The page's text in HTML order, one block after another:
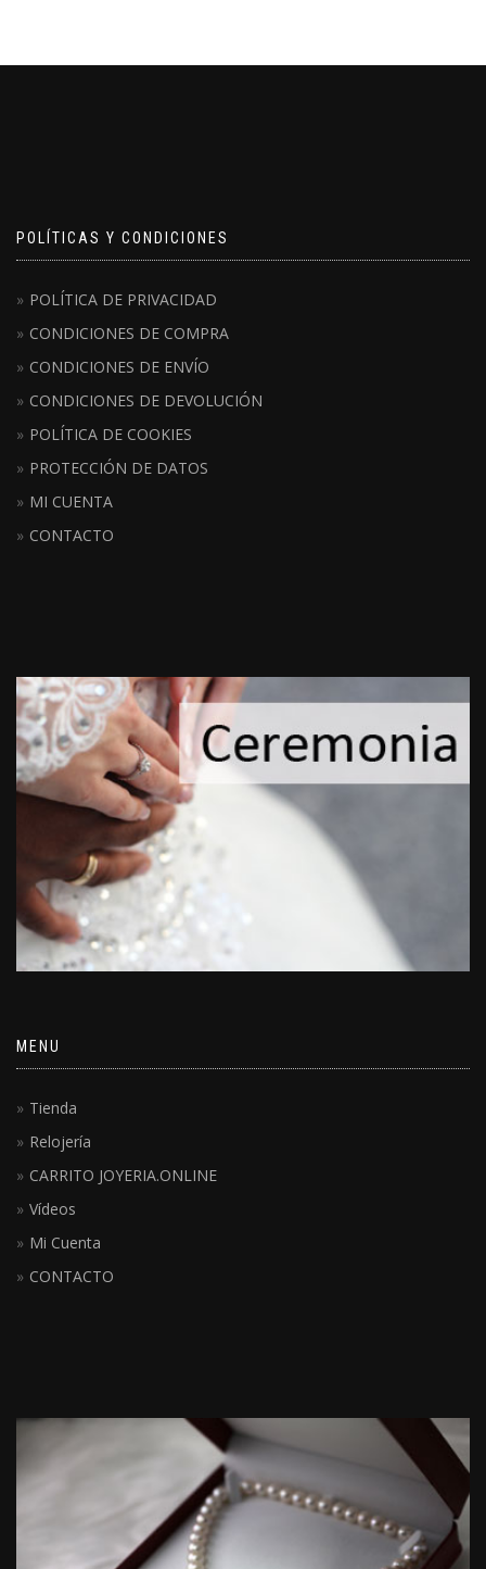
POLÍTICAS Y CONDICIONES
POLÍTICA DE PRIVACIDAD
CONDICIONES DE COMPRA
CONDICIONES DE ENVÍO
CONDICIONES DE DEVOLUCIÓN
POLÍTICA DE COOKIES
PROTECCIÓN DE DATOS
MI CUENTA
CONTACTO
MENU
Tienda
Relojería
CARRITO JOYERIA.ONLINE
Vídeos
Mi Cuenta
CONTACTO